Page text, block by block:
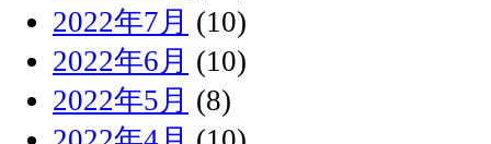
2022年7月 (10)
2022年6月 (10)
2022年5月 (8)